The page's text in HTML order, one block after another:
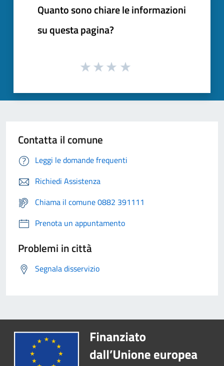
Quanto sono chiare le informazioni
su questa pagina?
Contatta il comune
Leggi le domande frequenti
Richiedi Assistenza
Chiama il comune 0882 391111
Prenota un appuntamento
Problemi in città
Segnala disservizio